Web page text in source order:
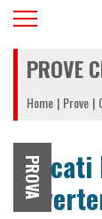
PROVE
Home Prove
PROVA